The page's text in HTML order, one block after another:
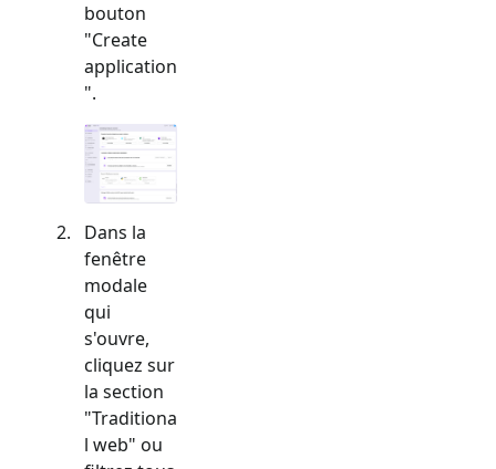
bouton
"Create
application
".
Dans la
fenêtre
modale
qui
s'ouvre,
cliquez sur
la section
"Traditiona
l web" ou